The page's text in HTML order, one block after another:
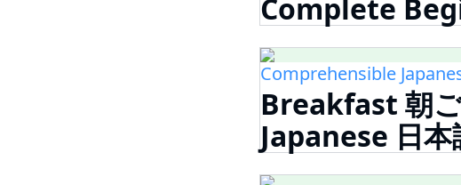
Complete
Comprehensible
Breakfast 朝
Japanese 日